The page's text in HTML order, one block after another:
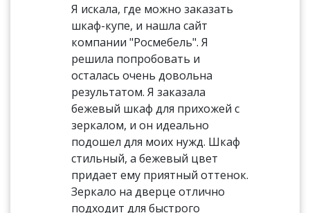
Я искала, где можно заказать
шкаф-купе, и нашла сайт
компании "Росмебель". Я
решила попробовать и
осталась очень довольна
результатом. Я заказала
бежевый шкаф для прихожей с
зеркалом, и он идеально
подошел для моих нужд. Шкаф
стильный, а бежевый цвет
придает ему приятный оттенок.
Зеркало на дверце отлично
подходит для быстрого